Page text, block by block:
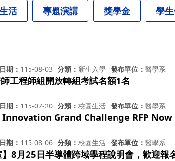
活 專題演講 獎學金 學
期 115-08-03 分類 新生入學 發布單位 醫學系
工程師組開放轉組考試名額1名
期 115-07-20 分類 校園生活 發布單位 醫學系
Grand Challenge RFP
期 115-08-06 分類 校園生活 發布單位 醫學系
】8月25日半導體跨域學程說明會，歡迎報